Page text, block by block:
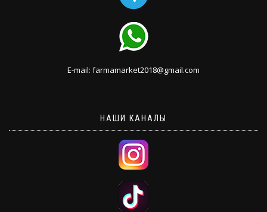
E-mail: farmamarket2018@gmail.com
НАШИ КАНАЛЫ